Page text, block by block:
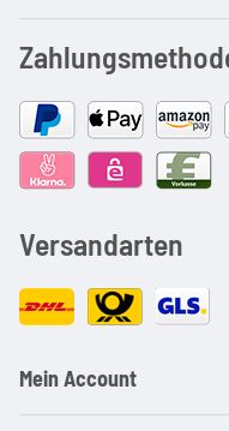
Versandarten
Mein Account